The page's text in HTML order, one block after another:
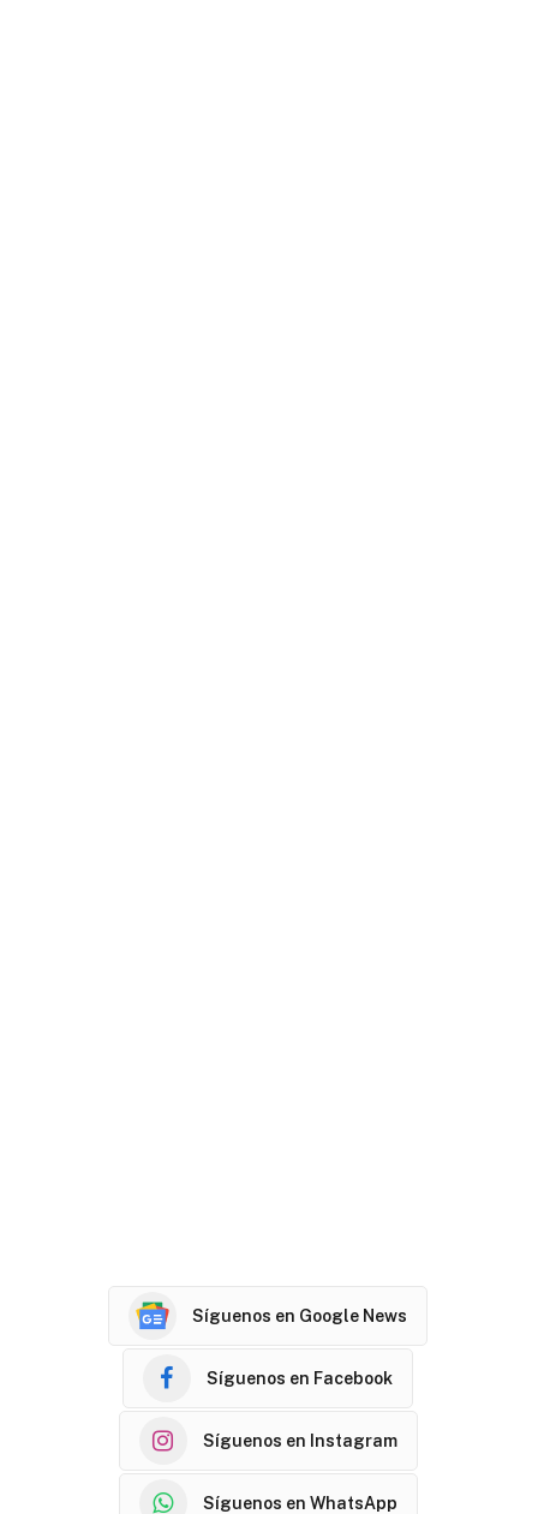
Síguenos en Google News
Síguenos en Facebook
Síguenos en Instagram
Síguenos en WhatsApp